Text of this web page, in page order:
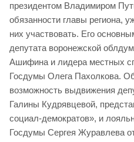
президентом Владимиром
обязанности главы региона,
них участвовать. Его
депутата воронежской
Ашифина и лидера местных
Госдумы Олега Пахолкова.
возможность выдвижения
Галины Кудрявцевой,
социал-демократов», и
Госдумы Сергея Журавлева